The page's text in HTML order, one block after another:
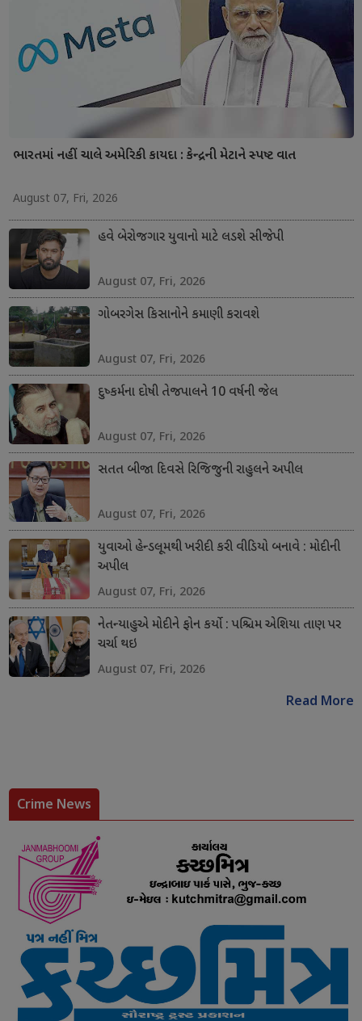
ભારતમાં નહીં ચાલે અમેરિકી કાયદા : કેન્દ્રની મેટાને સ્પષ્ટ વાત
August 07, Fri, 2026
હવે બેરોજગાર યુવાનો માટે લડશે સીજેપી
August 07, Fri, 2026
ગોબરગેસ કિસાનોને કમાણી કરાવશે
August 07, Fri, 2026
દુષ્કર્મના દોષી તેજપાલને 10 વર્ષની જેલ
August 07, Fri, 2026
સતત બીજા દિવસે રિજિજુની રાહુલને અપીલ
August 07, Fri, 2026
યુવાઓ હેન્ડલૂમથી ખરીદી કરી વીડિયો બનાવે : મોદીની
અપીલ
August 07, Fri, 2026
નેતન્યાહુએ મોદીને ફોન કર્યો : પશ્ચિમ એશિયા તાણ પર
ચર્ચા થઇ
August 07, Fri, 2026
Read More
Crime News